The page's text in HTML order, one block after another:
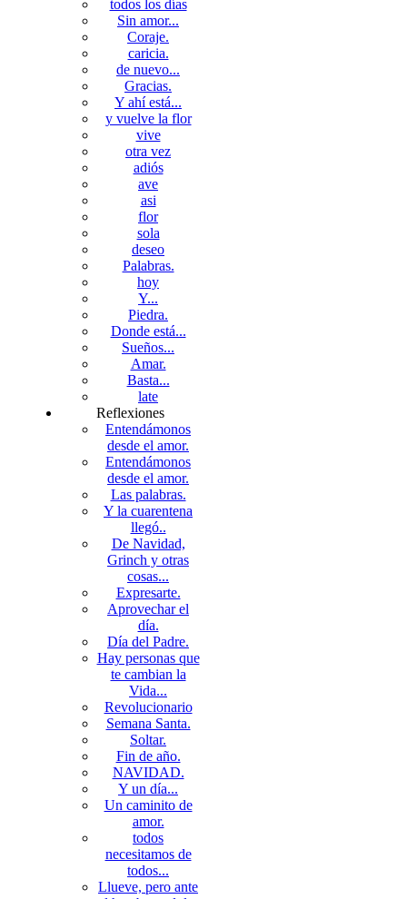
todos los días
Sin amor...
Coraje.
caricia.
de nuevo...
Gracias.
Y ahí está...
y vuelve la flor
vive
otra vez
adiós
ave
asi
flor
sola
deseo
Palabras.
hoy
Y...
Piedra.
Donde está...
Sueños...
Amar.
Basta...
late
Reflexiones
Entendámonos
desde el amor.
Entendámonos
desde el amor.
Las palabras.
Y la cuarentena
llegó..
De Navidad,
Grinch y otras
cosas...
Expresarte.
Aprovechar el
día.
Día del Padre.
Hay personas que
te cambian la
Vida...
Revolucionario
Semana Santa.
Soltar.
Fin de año.
NAVIDAD.
Y un día...
Un caminito de
amor.
todos
necesitamos de
todos...
Llueve, pero ante